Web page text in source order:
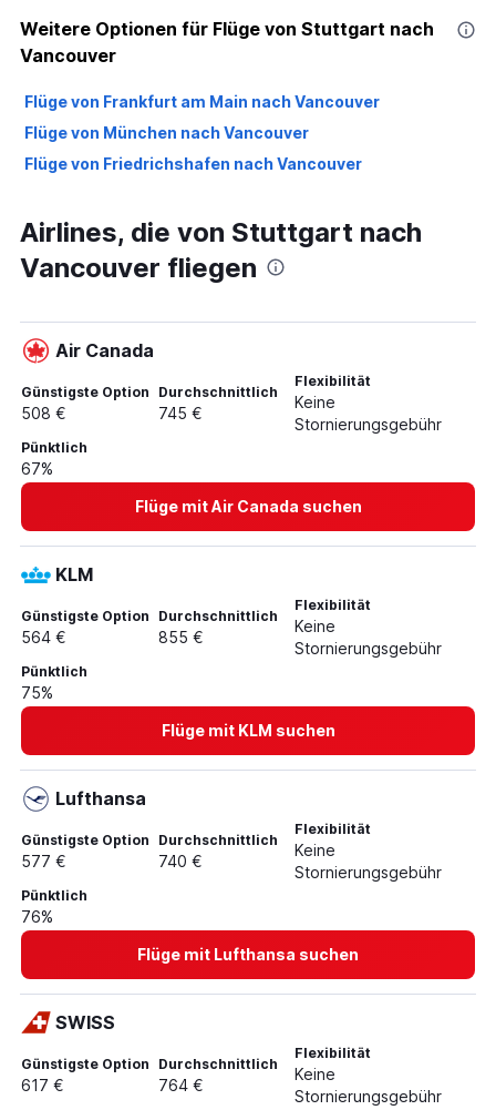
Weitere Optionen für Flüge von Stuttgart nach
Vancouver
Flüge von Frankfurt am Main nach Vancouver
Flüge von München nach Vancouver
Flüge von Friedrichshafen nach Vancouver
Airlines, die von Stuttgart nach
Vancouver fliegen
Air Canada
Günstigste Option
508 €
Durchschnittlich
745 €
Flexibilität
Keine
Stornierungsgebühr
Pünktlich
67%
Flüge mit Air Canada suchen
KLM
Günstigste Option
564 €
Durchschnittlich
855 €
Flexibilität
Keine
Stornierungsgebühr
Pünktlich
75%
Flüge mit KLM suchen
Lufthansa
Günstigste Option
577 €
Durchschnittlich
740 €
Flexibilität
Keine
Stornierungsgebühr
Pünktlich
76%
Flüge mit Lufthansa suchen
SWISS
Günstigste Option
617 €
Durchschnittlich
764 €
Flexibilität
Keine
Stornierungsgebühr